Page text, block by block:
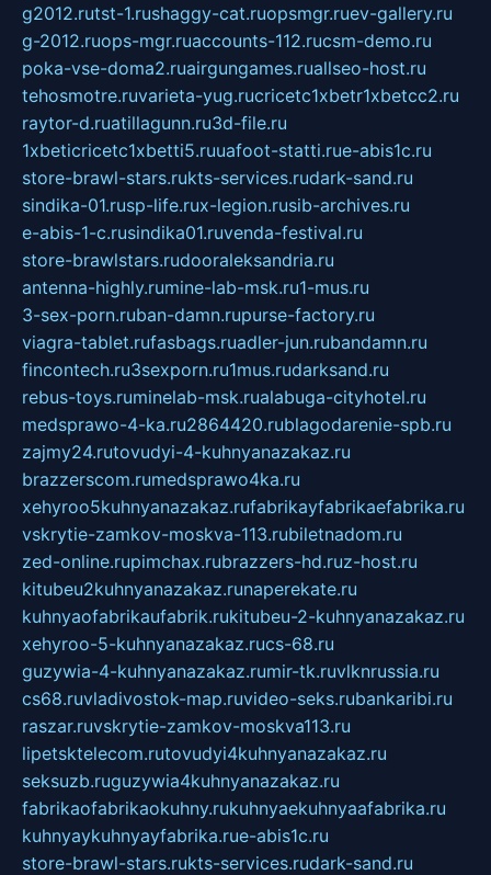
g2012.rutst-1.rushaggy-cat.ruopsmgr.ruev-gallery.ru
g-2012.ruops-mgr.ruaccounts-112.rucsm-demo.ru
poka-vse-doma2.ruairgungames.ruallseo-host.ru
tehosmotre.ruvarieta-yug.rucricetc1xbetr1xbetcc2.ru
raytor-d.ruatillagunn.ru3d-file.ru
1xbeticricetc1xbetti5.ruuafoot-statti.rue-abis1c.ru
store-brawl-stars.rukts-services.rudark-sand.ru
sindika-01.rusp-life.rux-legion.rusib-archives.ru
e-abis-1-c.rusindika01.ruvenda-festival.ru
store-brawlstars.rudooraleksandria.ru
antenna-highly.rumine-lab-msk.ru1-mus.ru
3-sex-porn.ruban-damn.rupurse-factory.ru
viagra-tablet.rufasbags.ruadler-jun.rubandamn.ru
fincontech.ru3sexporn.ru1mus.rudarksand.ru
rebus-toys.ruminelab-msk.rualabuga-cityhotel.ru
medsprawo-4-ka.ru2864420.rublagodarenie-spb.ru
zajmy24.rutovudyi-4-kuhnyanazakaz.ru
brazzerscom.rumedsprawo4ka.ru
xehyroo5kuhnyanazakaz.rufabrikayfabrikaefabrika.ru
vskrytie-zamkov-moskva-113.rubiletnadom.ru
zed-online.rupimchax.rubrazzers-hd.ruz-host.ru
kitubeu2kuhnyanazakaz.runaperekate.ru
kuhnyaofabrikaufabrik.rukitubeu-2-kuhnyanazakaz.ru
xehyroo-5-kuhnyanazakaz.rucs-68.ru
guzywia-4-kuhnyanazakaz.rumir-tk.ruvlknrussia.ru
cs68.ruvladivostok-map.ruvideo-seks.rubankaribi.ru
raszar.ruvskrytie-zamkov-moskva113.ru
lipetsktelecom.rutovudyi4kuhnyanazakaz.ru
seksuzb.ruguzywia4kuhnyanazakaz.ru
fabrikaofabrikaokuhny.rukuhnyaekuhnyaafabrika.ru
kuhnyaykuhnyayfabrika.rue-abis1c.ru
store-brawl-stars.rukts-services.rudark-sand.ru